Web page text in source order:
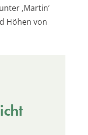
‚Martin‘
Höhen von